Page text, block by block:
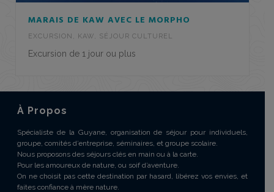
MARAIS DE KAW AVEC LE MORPHO
EXCURSION , KAW, SÉJOUR CULTUREL
Excursion de 1 jour ou plus
À Propos
Spécialiste de la Guyane, organisation de séjour pour individuels,
groupe, comités d’entreprise, séminaires, et groupe scolaire.
Nous proposons des séjours clés en main ou à la carte.
Pour les amoureux de nature, ou soif d’aventure.
On ne choisit pas cette destination par hasard, libérez vos envies, et
faites confiance à mère nature.